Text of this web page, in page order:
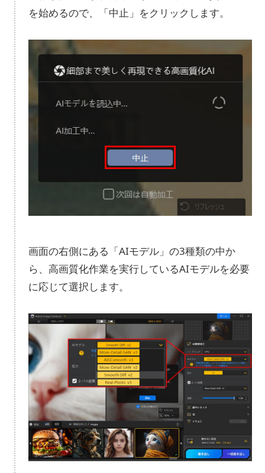
を始めるので、「中止」をクリックします。
画面の右側にある「AIモデル」の3種類の中か
ら、高画質化作業を実行しているAIモデルを必要
に応じて選択します。